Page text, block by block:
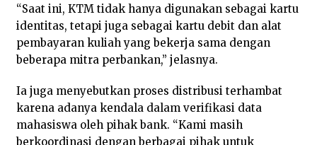
“Saat ini, KTM tidak hanya digunakan sebagai kartu
identitas, tetapi juga sebagai kartu debit dan alat
pembayaran kuliah yang bekerja sama dengan
beberapa mitra perbankan,” jelasnya.
Ia juga menyebutkan proses distribusi terhambat
karena adanya kendala dalam verifikasi data
mahasiswa oleh pihak bank. “Kami masih
berkoordinasi dengan berbagai pihak untuk